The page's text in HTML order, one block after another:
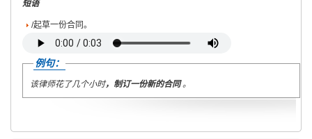
短语
/起草一份合同。
例句：
该律师花了几个小时，制订一份新的合同。